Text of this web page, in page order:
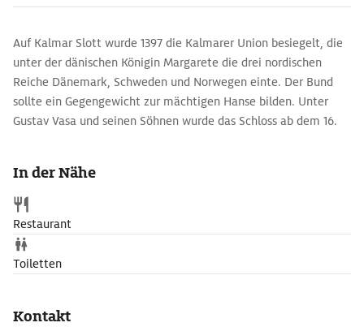
Auf Kalmar Slott wurde 1397 die Kalmarer Union besiegelt, die
unter der dänischen Königin Margarete die drei nordischen
Reiche Dänemark, Schweden und Norwegen einte. Der Bund
sollte ein Gegengewicht zur mächtigen Hanse bilden. Unter
Gustav Vasa und seinen Söhnen wurde das Schloss ab dem 16.
Brunnenhaus auf dem inneren Schlosshof gehen auf den
Baumeister Dominicus Pahrs zurück.
In der Nähe
Restaurant
Toiletten
Kontakt